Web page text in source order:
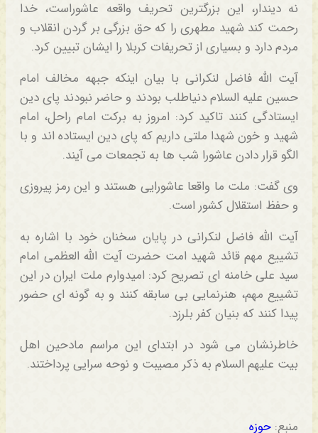
نه دیندار، این بزرگترین تحریف واقعه عاشوراست، خدا
رحمت کند شهید مطهری را که حق بزرگی بر گردن انقلاب و
مردم دارد و بسیاری از تحریفات کربلا را ایشان تبیین کرد.
آیت الله فاضل لنکرانی با بیان اینکه جبهه مخالف امام
حسین علیه السلام دنیاطلب بودند و حاضر نبودند پای دین
ایستادگی کنند تاکید کرد: امروز به برکت امام راحل، امام
شهید و خون شهدا ملتی داریم که پای دین ایستاده اند و با
الگو قرار دادن عاشورا شب ها به تجمعات می آیند.
وی گفت: ملت ما واقعا عاشورایی هستند و این رمز پیروزی
و حفظ استقلال کشور است.
آیت الله فاضل لنکرانی در پایان سخنان خود با اشاره به
تشییع مهم قائد شهید امت حضرت آیت الله العظمی امام
سید علی خامنه ای تصریح کرد: امیدوارم ملت ایران در این
تشییع مهم، هنرنمایی بی سابقه کنند و به گونه ای حضور
پیدا کنند که بنیان کفر بلرزد.
خاطرنشان می شود در ابتدای این مراسم مادحین اهل
بیت علیهم السلام به ذکر مصیبت و نوحه سرایی پرداختند.
منبع: حوزه